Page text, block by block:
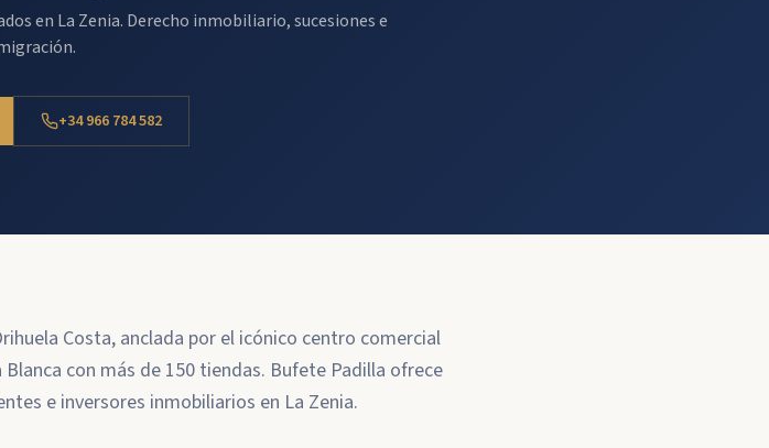
en La Zenia. Derecho inmobiliario, sucesiones e
+34 966 784 582
Costa, anclada por el icónico centro comercial
con más de 150 tiendas. Bufete Padilla ofrece
e inversores inmobiliarios en La Zenia.